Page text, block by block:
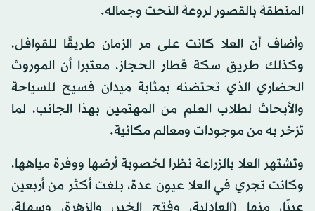
المنطقة بالقصور لروعة النحت وجماله.
وأضاف أن العلا كانت على مر الزمان طريقًا للقوافل،
وكذلك طريق سكة قطار الحجاز، معتبرا أن الموروث
الحضاري الذي تحتضنه بمثابة ميدان فسيح للسياحة
والأبحاث لطلاب العلم من المهتمين بهذا الجانب، لما
تزخر به من موجودات ومعالم مكانية.
وتشتهر العلا بالزراعة نظرا لخصوبة أرضها ووفرة مياهها،
وكانت تجري في العلا عيون عدة، بلغت أكثر من أربعين